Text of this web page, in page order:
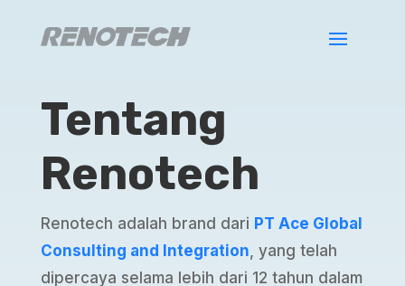
Tentang
Renotech
Renotech adalah brand dari PT Ace Global
Consulting and Integration , yang telah
dipercaya selama lebih dari 12 tahun dalam